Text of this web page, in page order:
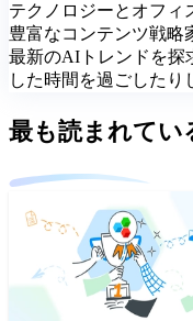
テクノロジーとオフィ
豊富なコンテンツ戦略
最新のAIトレンドを探
した時間を過ごしたり
最も読まれてい